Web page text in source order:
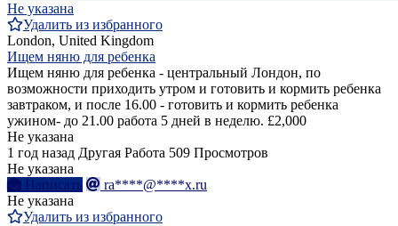
Не указана
Удалить из избранного
London, United Kingdom
Ищем няню для ребенка
Ищем няню для ребенка - центральный Лондон, по
возможности приходить утром и готовить и кормить ребенка
завтраком, и после 16.00 - готовить и кормить ребенка
ужином- до 21.00 работа 5 дней в неделю. £2,000
Не указана
1 год назад Другая Работа 509 Просмотров
Не указана
Написать
ra****@****x.ru
Не указана
Удалить из избранного